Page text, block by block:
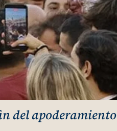
del apoderamiento